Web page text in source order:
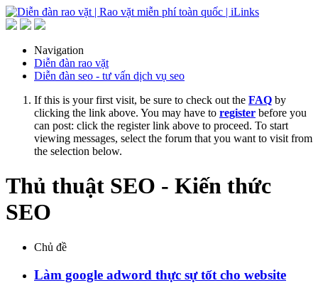
Navigation
Diễn đàn rao vặt
Diễn đàn seo - tư vấn dịch vụ seo
If this is your first visit, be sure to check out the FAQ by
clicking the link above. You may have to register before you
can post: click the register link above to proceed. To start
viewing messages, select the forum that you want to visit from
the selection below.
Thủ thuật SEO - Kiến thức
SEO
Chủ đề
Làm google adword thực sự tốt cho website